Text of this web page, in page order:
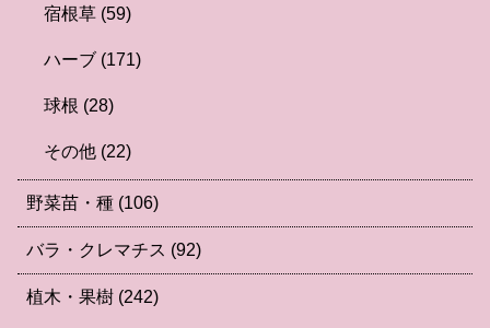
宿根草 (59)
ハーブ (171)
球根 (28)
その他 (22)
野菜苗・種 (106)
バラ・クレマチス (92)
植木・果樹 (242)